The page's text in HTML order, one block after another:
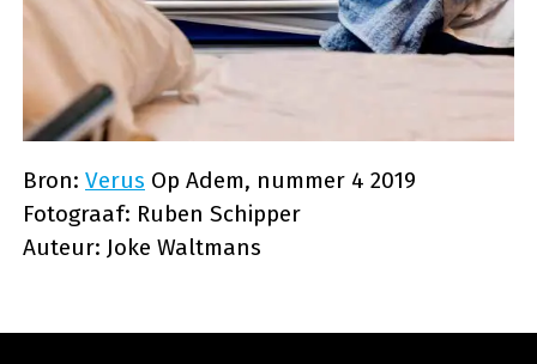
Bron: Verus Op Adem, nummer 4 2019
Fotograaf: Ruben Schipper
Auteur: Joke Waltmans